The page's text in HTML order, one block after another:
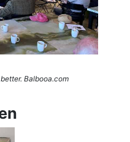
Balbooa.com